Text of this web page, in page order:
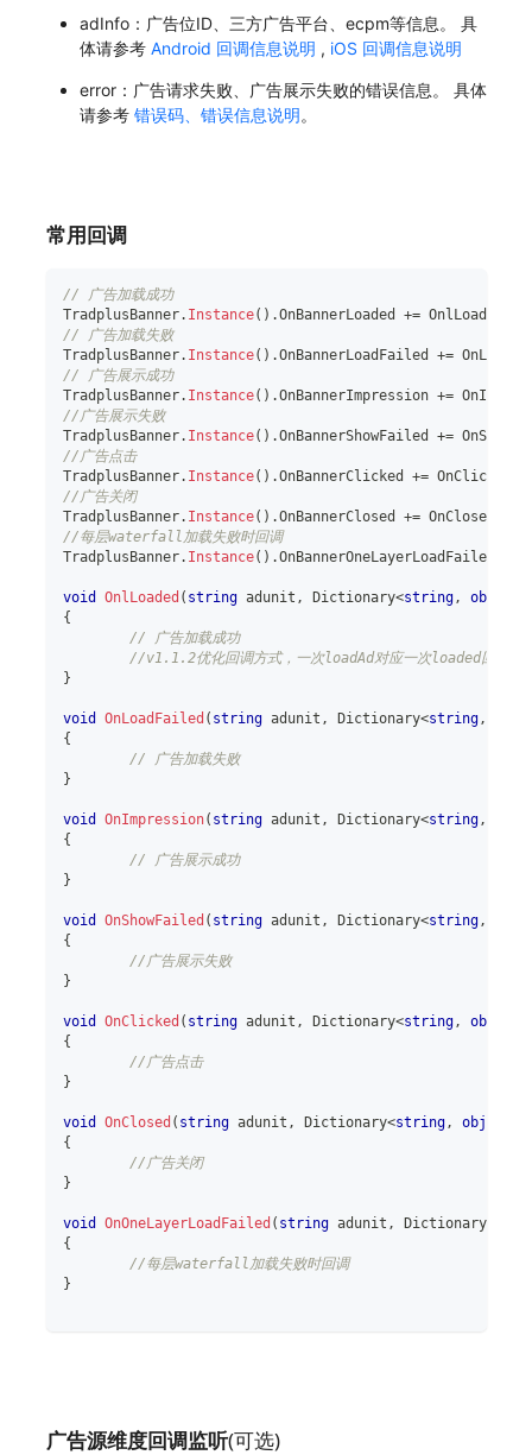
adInfo：广告位ID、三方广告平台、ecpm等信息。 具
体请参考 Android 回调信息说明 , iOS 回调信息说明
error：广告请求失败、广告展示失败的错误信息。 具体
请参考 错误码、错误信息说明。
常用回调
// 广告加载成功
TradplusBanner. Instance( ) .OnBannerLoaded += OnlLoaded
// 广告加载失败
TradplusBanner. Instance( ) .OnBannerLoadFailed +=
// 广告展示成功
TradplusBanner. Instance( ) .OnBannerImpression +=
//广告展示失败
TradplusBanner. Instance( ) .OnBannerShowFailed +=
//广告点击
TradplusBanner. Instance( ) .OnBannerClicked += OnClicked
//广告关闭
TradplusBanner. Instance( ) .OnBannerClosed += OnClosed
//每层waterfall加载失败时回调
TradplusBanner. Instance( ) .OnBannerOneLayerLoadFailed
void OnlLoaded ( string adunit , Dictionary<string, object
{
// 广告加载成功
//v1.1.2优化回调方式，一次loadAd对应一次loaded回调，
}
void OnLoadFailed ( string adunit , Dictionary<string,
{
// 广告加载失败
}
void OnImpression( string adunit , Dictionary<string,
{
// 广告展示成功
}
void OnShowFailed ( string adunit , Dictionary<string,
{
//广告展示失败
}
void OnClicked ( string adunit , Dictionary<string, object
{
//广告点击
}
void OnClosed ( string adunit , Dictionary<string, object
{
//广告关闭
}
void OnOneLayerLoadFailed ( string adunit , Dictionary<
{
//每层waterfall加载失败时回调
}
广告源维度回调监听(可选)